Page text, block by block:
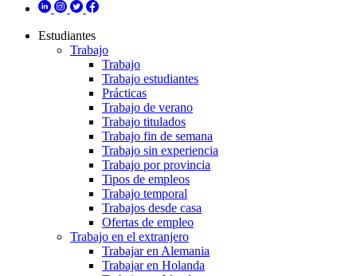
Estudiantes
Trabajo
Trabajo
Trabajo estudiantes
Prácticas
Trabajo de verano
Trabajo titulados
Trabajo fin de semana
Trabajo sin experiencia
Trabajo por provincia
Tipos de empleos
Trabajo temporal
Trabajos desde casa
Ofertas de empleo
Trabajo en el extranjero
Trabajar en Alemania
Trabajar en Holanda